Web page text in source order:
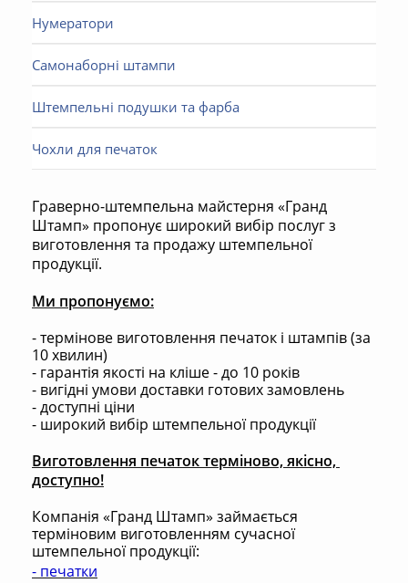
Нумератори
Самонаборні штампи
Штемпельні подушки та фарба
Чохли для печаток
Граверно-штемпельна майстерня «Гранд
Штамп» пропонує широкий вибір послуг з
виготовлення та продажу штемпельної
продукції.
Ми пропонуємо:
- термінове виготовлення печаток і штампів (за
10 хвилин)
- гарантія якості на кліше - до 10 років
- вигідні умови доставки готових замовлень
- доступні ціни
- широкий вибір штемпельної продукції
Виготовлення печаток терміново, якісно, ​​
доступно!
Компанія «Гранд Штамп» займається
терміновим виготовленням сучасної
штемпельної продукції:
- печатки